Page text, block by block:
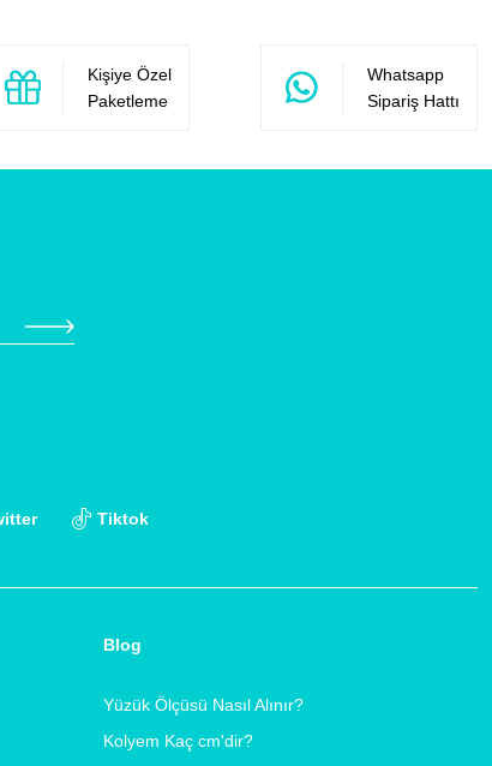
Kişiye Özel
Paketleme
Whatsapp
Sipariş Hattı
Tiktok
Blog
Yüzük Ölçüsü Nasıl Alınır?
Kolyem Kaç cm'dir?